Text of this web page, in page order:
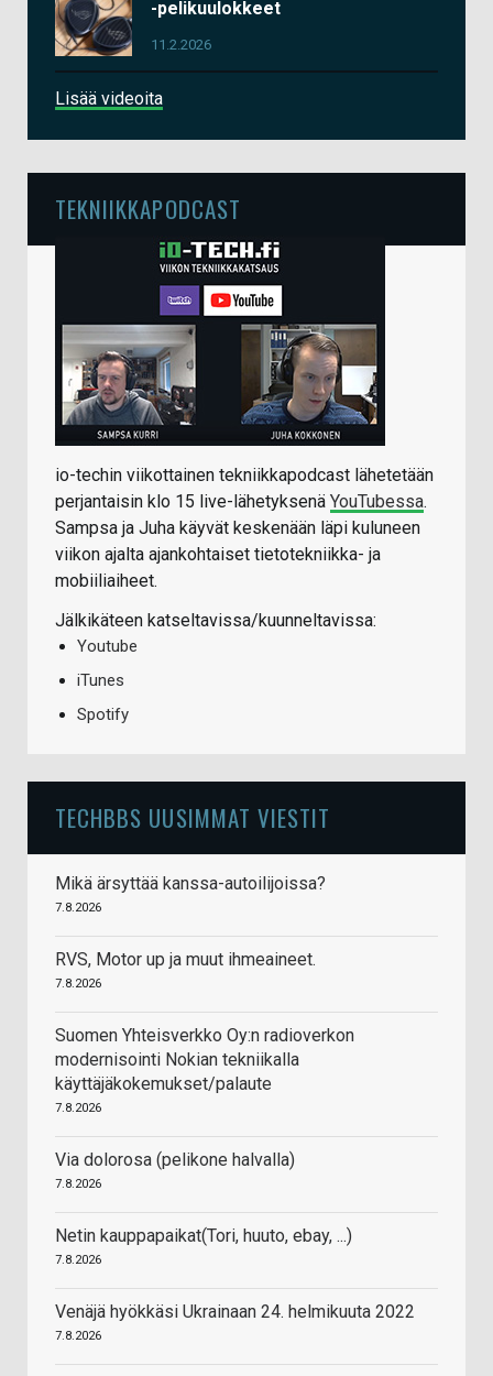
-pelikuulokkeet
11.2.2026
Lisää videoita
TEKNIIKKAPODCAST
io-techin viikottainen tekniikkapodcast lähetetään
perjantaisin klo 15 live-lähetyksenä YouTubessa.
Sampsa ja Juha käyvät keskenään läpi kuluneen
viikon ajalta ajankohtaiset tietotekniikka- ja
mobiiliaiheet.
Jälkikäteen katseltavissa/kuunneltavissa:
Youtube
iTunes
Spotify
TECHBBS UUSIMMAT VIESTIT
Mikä ärsyttää kanssa-autoilijoissa?
7.8.2026
RVS, Motor up ja muut ihmeaineet.
7.8.2026
Suomen Yhteisverkko Oy:n radioverkon
modernisointi Nokian tekniikalla
käyttäjäkokemukset/palaute
7.8.2026
Via dolorosa (pelikone halvalla)
7.8.2026
Netin kauppapaikat(Tori, huuto, ebay, ...)
7.8.2026
Venäjä hyökkäsi Ukrainaan 24. helmikuuta 2022
7.8.2026